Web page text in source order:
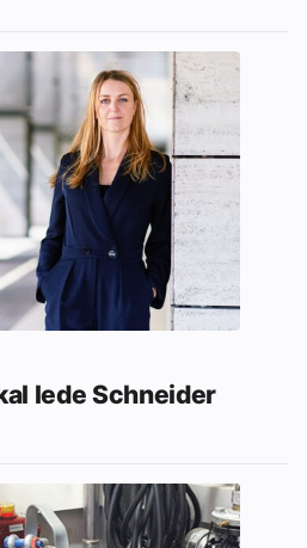
lede Schneider